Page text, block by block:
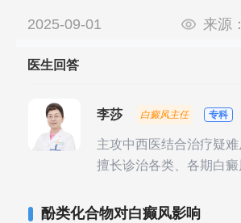
2025-09-01 来源：
医生回答
李莎 白癜风主任 专科
主攻中西医结合治疗疑
擅长诊治各类、各期白
复发期;临床运用中医的辨
酚类化合物对白癫风影响